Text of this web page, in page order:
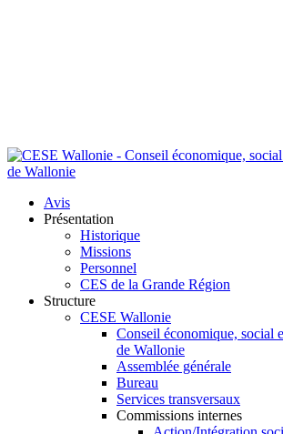
Avis
Présentation
Historique
Missions
Personnel
CES de la Grande Région
Structure
CESE Wallonie
Conseil économique, social
de Wallonie
Assemblée générale
Bureau
Services transversaux
Commissions internes